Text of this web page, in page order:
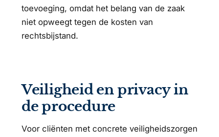
toevoeging, omdat het belang van de zaak
niet opweegt tegen de kosten van
rechtsbijstand.
Veiligheid en privacy in
de procedure
Voor cliënten met concrete veiligheidszorgen